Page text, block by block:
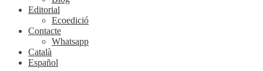
Editorial
Ecoedició
Contacte
Whatsapp
Català
Español